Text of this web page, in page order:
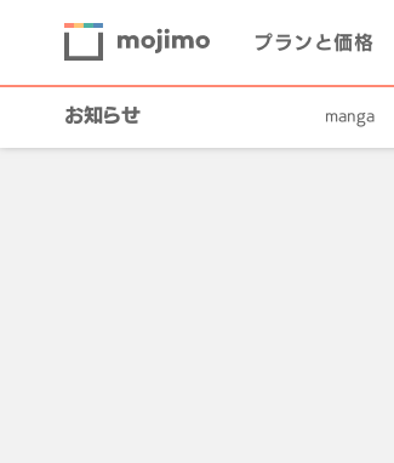
プランと価格
お知らせ manga